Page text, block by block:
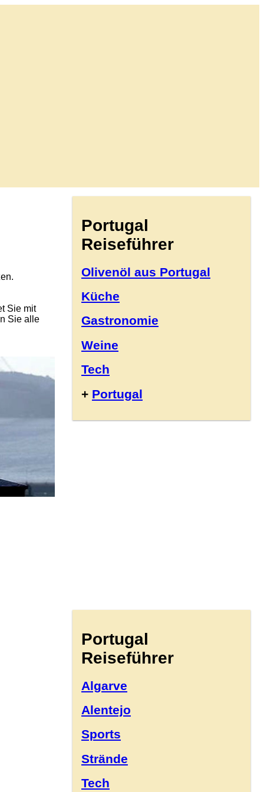
Sie mit
Sie alle
Portugal
Reiseführer
Olivenöl aus Portugal
Küche
Gastronomie
Weine
Tech
+ Portugal
Portugal
Reiseführer
Algarve
Alentejo
Sports
Strände
Tech